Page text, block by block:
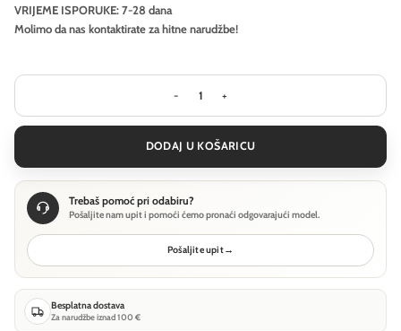
VRIJEME ISPORUKE: 7-28 dana
Molimo da nas kontaktirate za hitne narudžbe!
Stropna svjetiljka Ideal Lux GEMINI
DODAJ U KOŠARICU
Trebaš pomoć pri odabiru?
Pošaljite nam upit i pomoći ćemo pronaći odgovarajući model.
Pošaljite upit→
Besplatna dostava
Za narudžbe iznad 100 €